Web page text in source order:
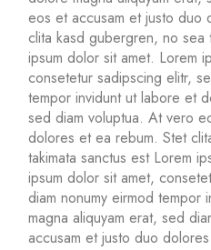
eos et accusam et justo duo
clita kasd gubergren, no sea
ipsum dolor sit amet. Lorem
consetetur sadipscing elitr,
tempor invidunt ut labore et
sed diam voluptua. At vero
dolores et ea rebum. Stet
takimata sanctus est Lorem
ipsum dolor sit amet,
diam nonumy eirmod
magna aliquyam erat, sed
accusam et justo duo